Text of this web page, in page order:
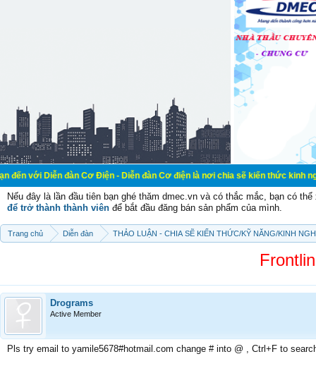
đàn Cơ Điện - Diễn đàn Cơ điện là nơi chia sẽ kiến thức kinh nghiệm
Nếu đây là lần đầu tiên bạn ghé thăm dmec.vn và có thắc mắc, bạn có
để trở thành thành viên để bắt đầu đăng bán sản phẩm của mình.
Trang chủ Diễn đàn THẢO LUẬN - CHIA SẼ KIẾN THỨC/KỸ NĂNG/KINH
Drograms
Active Member
Pls try email to yamile5678#hotmail.com change # into @ , Ctrl+F to